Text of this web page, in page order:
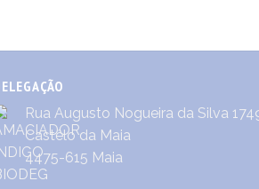
Rua Augusto Nogueira da Silva
Castêlo da Maia
4475-615 Maia